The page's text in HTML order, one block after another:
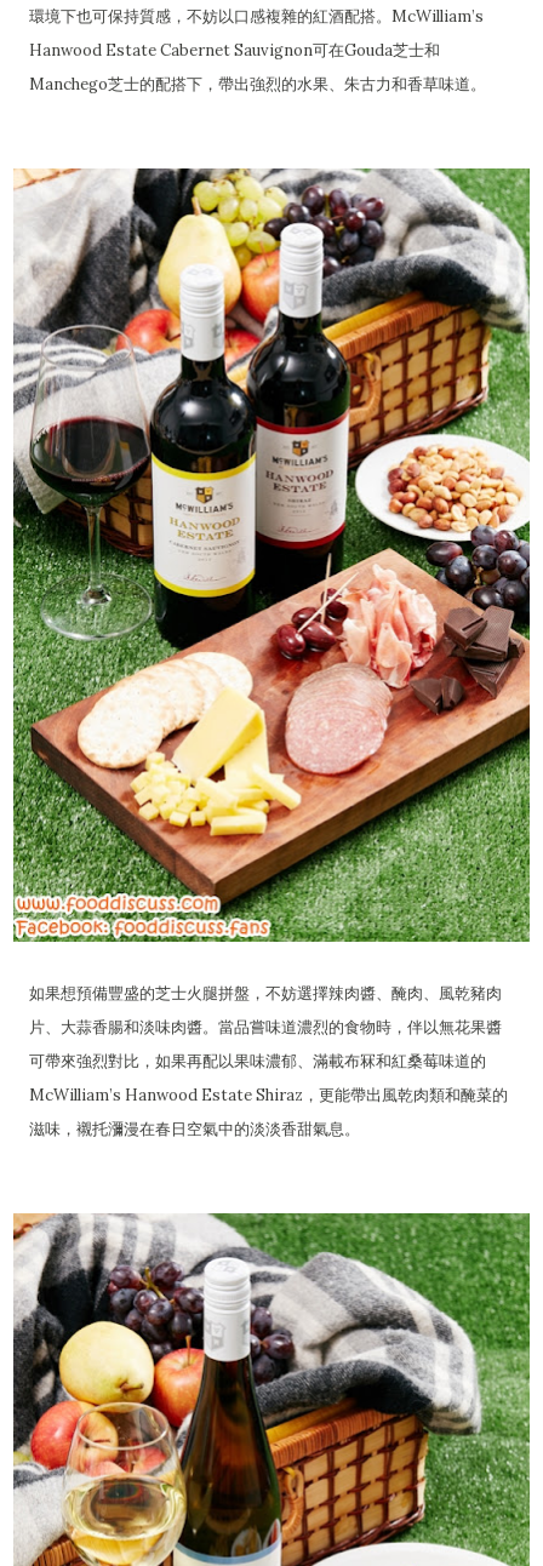
環境下也可保持質感，不妨以口感複雜的紅酒配搭。McWilliam’s
Hanwood Estate Cabernet Sauvignon可在Gouda芝士和
Manchego芝士的配搭下，帶出強烈的水果、朱古力和香草味道。
如果想預備豐盛的芝士火腿拼盤，不妨選擇辣肉醬、醃肉、風乾豬肉
片、大蒜香腸和淡味肉醬。當品嘗味道濃烈的食物時，伴以無花果醬
可帶來強烈對比，如果再配以果味濃郁、滿載布冧和紅桑莓味道的
McWilliam’s Hanwood Estate Shiraz，更能帶出風乾肉類和醃菜的
滋味，襯托瀰漫在春日空氣中的淡淡香甜氣息。